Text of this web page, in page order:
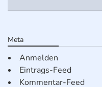
Meta
Anmelden
Eintrags-Feed
Kommentar-Feed